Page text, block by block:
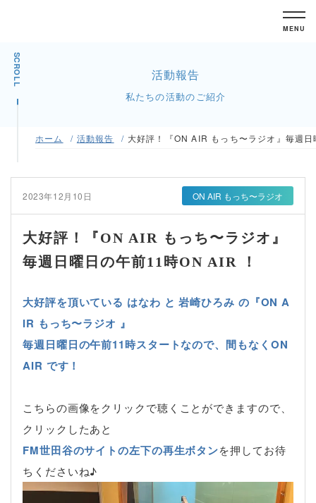
MENU
SCROLL 活動報告
私たちの活動のご紹介
ホーム 活動報告 大好評！『ON AIR もっち〜ラジオ』毎週
2023年12月10日 ON AIR もっち〜ラジオ
大好評！『ON AIR もっち〜ラジオ』
毎週日曜日の午前11時ON AIR ！
大好評を頂いている はなわ と 岩崎ひろみ の『ON A
IR もっち〜ラジオ 』
毎週日曜日の午前11時スタートなので、間もなくON
AIR です！
こちらの画像をクリックで聴くことができますので、
クリックしたあと
FM世田谷のサイトの左下の再生ボタンを押してお待
ちくださいね♪